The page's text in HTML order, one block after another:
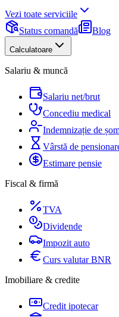
Vezi toate serviciile
Status comandă
Blog
Calculatoare
Salariu & muncă
Salariu net/brut
Concediu medical
Indemnizație de
Vârstă de
Estimare pensie
Fiscal & firmă
TVA
Dividende
Impozit auto
Curs valutar BNR
Imobiliare & credite
Credit ipotecar